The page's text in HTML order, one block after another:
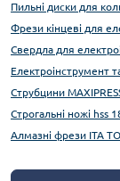
Пильні диски для
Фрези кінцеві для
Свердла для
Електроінструмент
Струбцини
Строгальні ножі hss
Алмазні фрези ITA